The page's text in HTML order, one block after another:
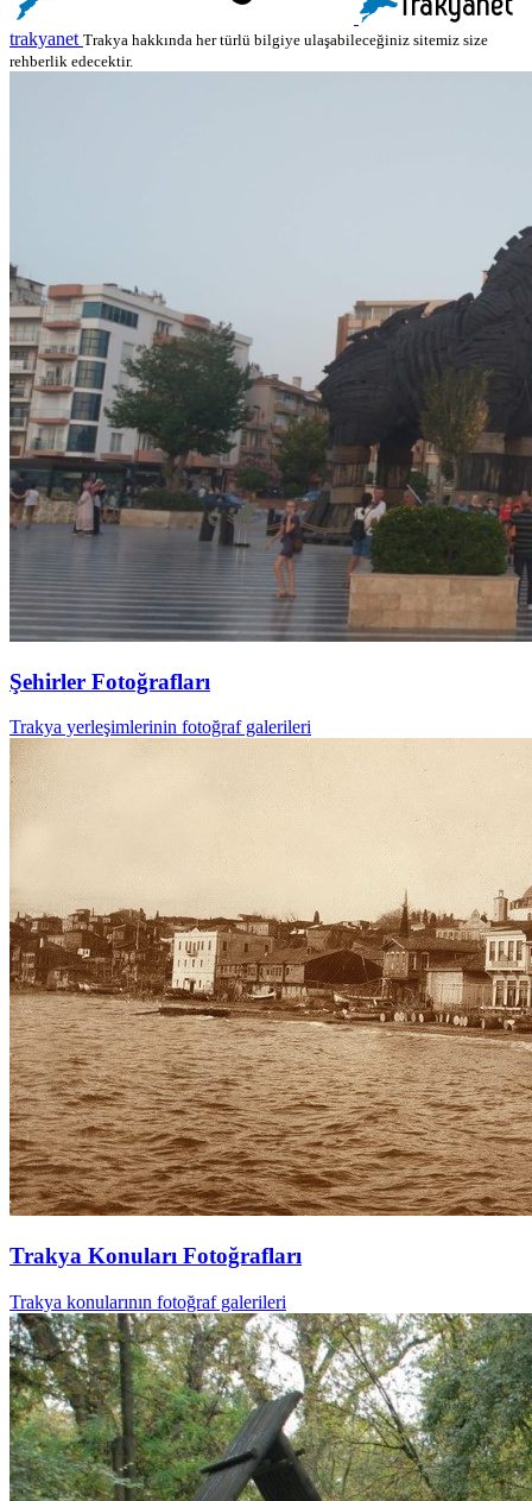
trakyanet Trakya hakkında her türlü bilgiye ulaşabileceğiniz sitemiz size
rehberlik edecektir.
Şehirler Fotoğrafları
Trakya yerleşimlerinin fotoğraf galerileri
Trakya Konuları Fotoğrafları
Trakya konularının fotoğraf galerileri